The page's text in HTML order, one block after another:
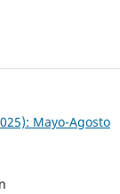
Mayo-Agosto